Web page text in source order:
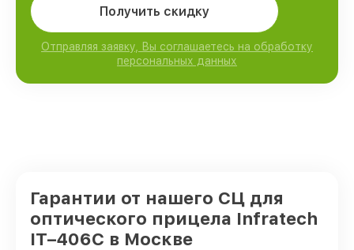
Получить скидку
Отправляя заявку, Вы соглашаетесь на обработку
персональных данных
Гарантии от нашего СЦ для
оптического прицела Infratech
IT–406С в Москве